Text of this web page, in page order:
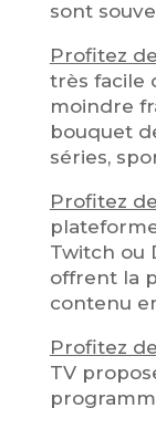
sont
Profitez
très facile
moindre
bouquet
séries,
Profitez
Twitch ou
offrent la
contenu
Profitez
TV